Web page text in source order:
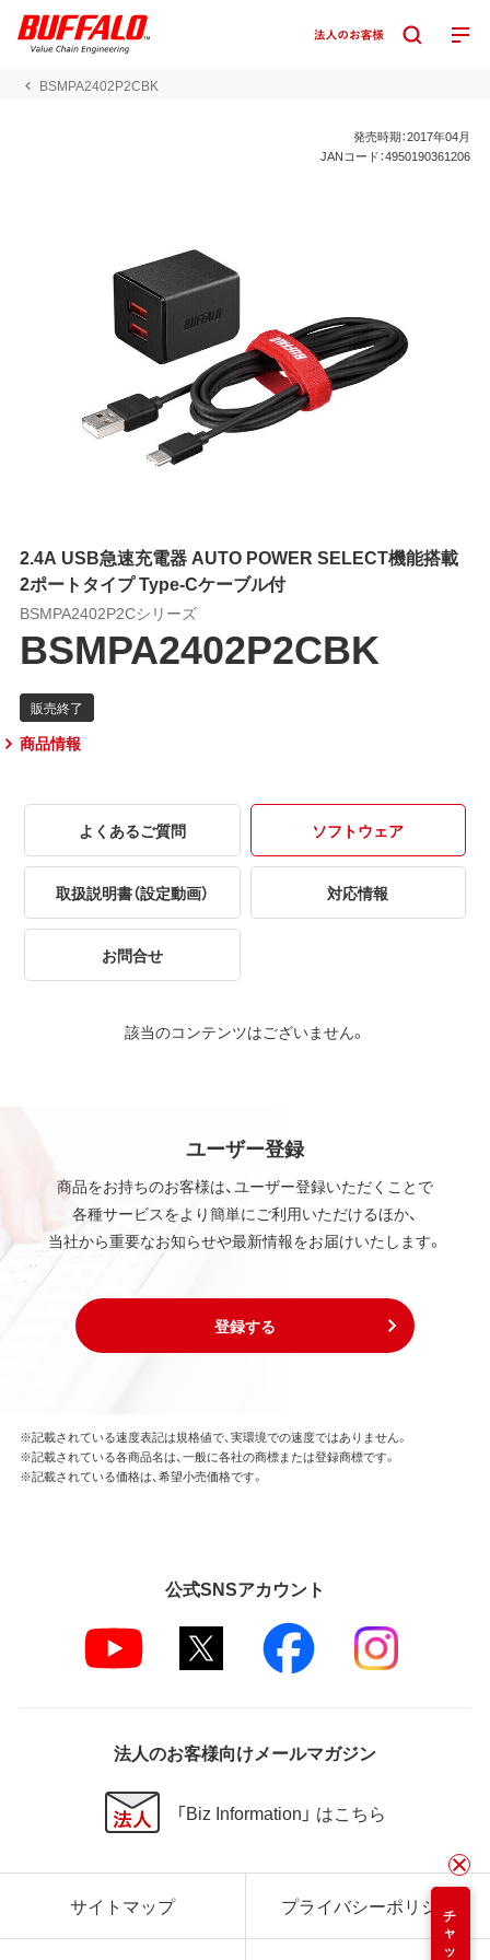
BSMPA2402P2CBK
発売時期：2017年04月
JANコード：4950190361206
2.4A USB急速充電器 AUTO POWER SELECT機能搭載
2ポートタイプ Type-Cケーブル付
BSMPA2402P2Cシリーズ
BSMPA2402P2CBK
商品情報
よくあるご質問 ソフトウェア
取扱説明書（設定動画） 対応情報
お問合せ
該当のコンテンツはございません。
ユーザー登録
商品をお持ちのお客様は、ユーザー登録いただくことで
各種サービスをより簡単にご利用いただけるほか、
当社から重要なお知らせや最新情報をお届けいたします。
登録する
チャット
※記載されている速度表記は規格値で、実環境での速度ではありません。
※記載されている各商品名は、一般に各社の商標または登録商標です。
※記載されている価格は、希望小売価格です。
公式SNSアカウント
法人のお客様向けメールマガジン
「Biz Information」 はこちら
サイトマップ プライバシーポリシー